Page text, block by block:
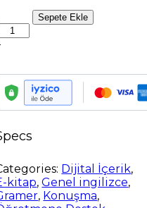
The
Simple
Konuşma
Sepete Ekle
Dijital İçerik,
kitap,Genel ingilizce,
, Konuşma,